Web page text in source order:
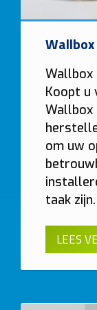
Koopt u
Wallbox
om uw
taak
LEES